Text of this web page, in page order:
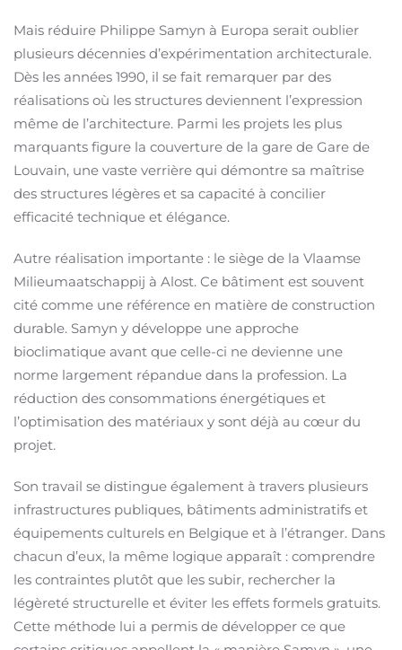
Mais réduire Philippe Samyn à Europa serait oublier
plusieurs décennies d’expérimentation architecturale.
Dès les années 1990, il se fait remarquer par des
réalisations où les structures deviennent l’expression
même de l’architecture. Parmi les projets les plus
marquants figure la couverture de la gare de Gare de
Louvain, une vaste verrière qui démontre sa maîtrise
des structures légères et sa capacité à concilier
efficacité technique et élégance.
Autre réalisation importante : le siège de la Vlaamse
Milieumaatschappij à Alost. Ce bâtiment est souvent
cité comme une référence en matière de construction
durable. Samyn y développe une approche
bioclimatique avant que celle-ci ne devienne une
norme largement répandue dans la profession. La
réduction des consommations énergétiques et
l’optimisation des matériaux y sont déjà au cœur du
projet.
Son travail se distingue également à travers plusieurs
infrastructures publiques, bâtiments administratifs et
équipements culturels en Belgique et à l’étranger. Dans
chacun d’eux, la même logique apparaît : comprendre
les contraintes plutôt que les subir, rechercher la
légèreté structurelle et éviter les effets formels gratuits.
Cette méthode lui a permis de développer ce que